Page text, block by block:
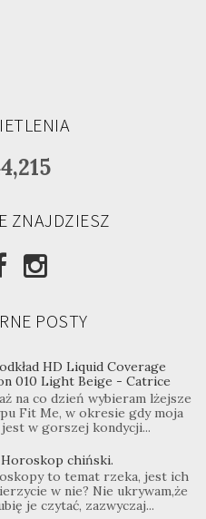
ZNAJDZIESZ
POSTY
HD Liquid Coverage
010 Light Beige - Catrice
na co dzień wybieram lżejsze
Fit Me, w okresie gdy moja
w gorszej kondycji...
Horoskop chiński.
to temat rzeka, jest ich
w nie? Nie ukrywam,że
je czytać, zazwyczaj...